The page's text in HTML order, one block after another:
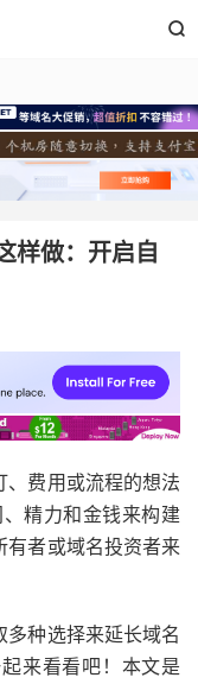

样做：开启自
、费用或流程的想法
精力和金钱来构建
有者或域名投资者来
种选择来延长域名
来看看吧！本文是